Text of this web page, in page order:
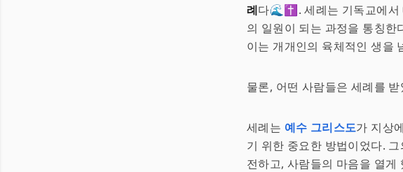
례다🌊✝️. 세례는 기독교에서
의 일원이 되는 과정을 통칭
이는 개개인의 육체적인 생
물론, 어떤 사람들은 세례를
세례는 예수 그리스도가 지상
기 위한 중요한 방법이었다.
전하고, 사람들의 마음을 열